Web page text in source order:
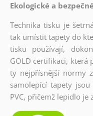
Ekologické a
Technika tisku je
tak umístit tapety do
tisku používají,
GOLD certifikaci, která
ty nejpřísnější normy
samolepící tapety
PVC, přičemž lepidlo je